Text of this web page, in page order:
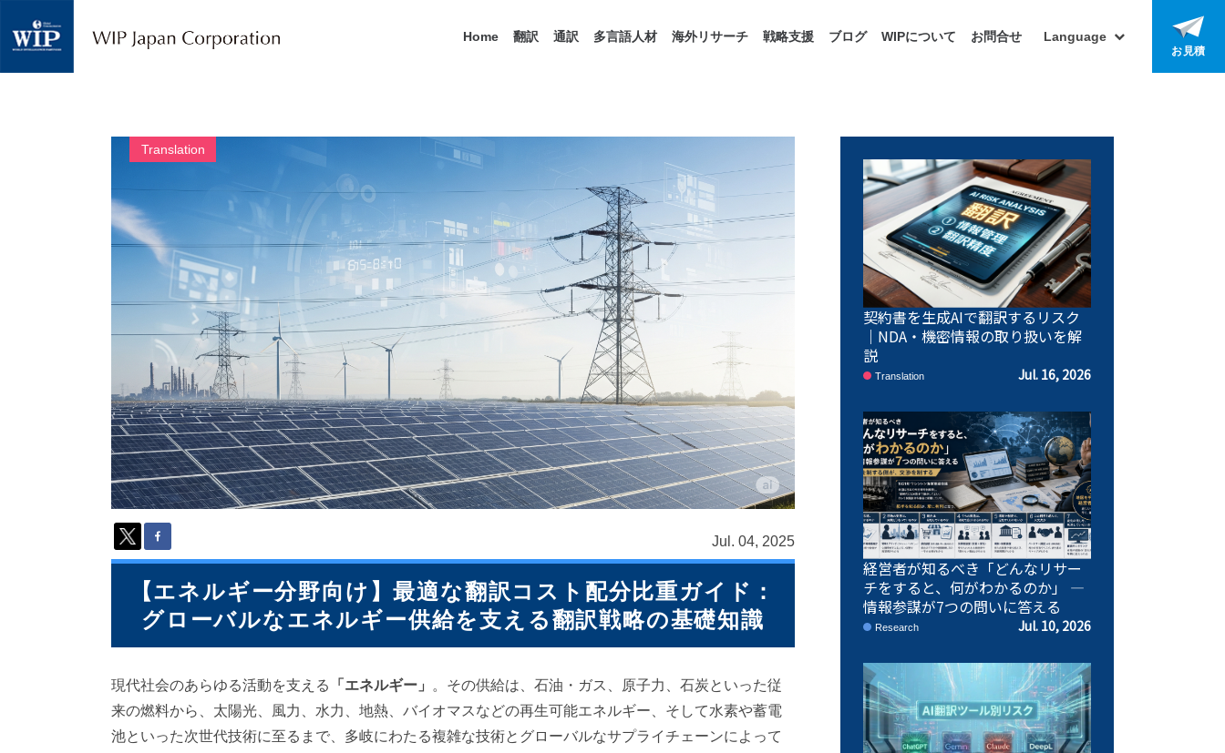
P
訳
・
調
査
・
人
材
派
遣
の
多
言
語
ビ
ス
（
1
言
語
・
2
Home 翻訳 通訳 多言語人材 海外リサーチ 戦略支援 ブログ WIPについて お問合せ Language
お見積
Translation
Jul. 04, 2025
【エネルギー分野向け】最適な翻訳コスト配分比重ガイド：
グローバルなエネルギー供給を支える翻訳戦略の基礎知識
現代社会のあらゆる活動を支える 「エネルギー」
。その供給は、石油・ガス、原子力、石炭といった従
来の燃料から、太陽光、風力、水力、地熱、バイオマスなどの再生可能エネルギー、そして水素や蓄電
池といった次世代技術に至るまで、多岐にわたる複雑な技術とグローバルなサプライチェーンによって
契約書を生成AIで翻訳するリスク
｜NDA・機密情報の取り扱いを解
説
Translation Jul. 16, 2026
経営者が知るべき「どんなリサー
チをすると、何がわかるのか」 ―
情報参謀が7つの問いに答える
Research Jul. 10, 2026